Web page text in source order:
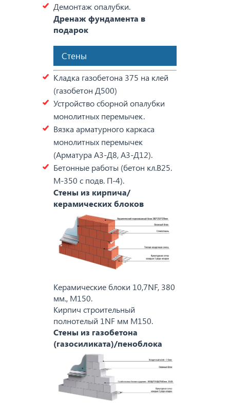
Демонтаж опалубки.
Дренаж фундамента в
подарок
Стены
Кладка газобетона 375 на клей
(газобетон Д500)
Устройство сборной опалубки
монолитных перемычек.
Вязка арматурного каркаса
монолитных перемычек
(Арматура А3-Д8, А3-Д12).
Бетонные работы (бетон кл.В25.
М-350 с подв. П-4).
Стены из кирпича/
керамических блоков
Керамические блоки 10,7NF, 380
мм., M150.
Кирпич строительный
полнотелый 1NF мм M150.
Стены из газобетона
(газосиликата)/пеноблока